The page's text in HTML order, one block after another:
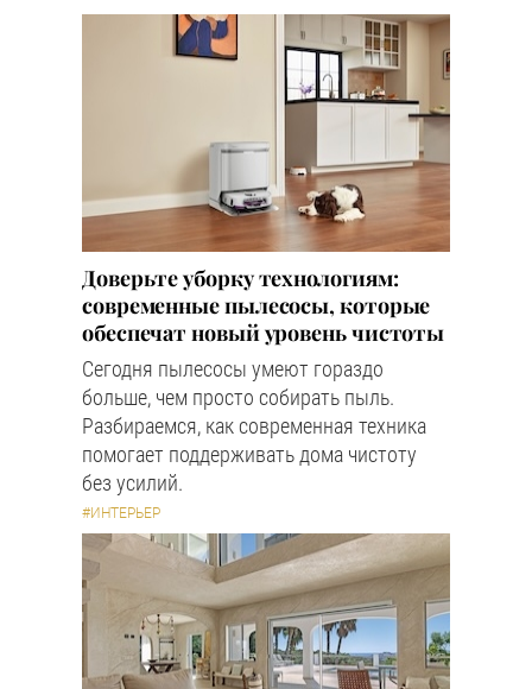
Доверьте уборку технологиям:
современные пылесосы, которые
обеспечат новый уровень чистоты
Сегодня пылесосы умеют гораздо
больше, чем просто собирать пыль.
Разбираемся, как современная техника
помогает поддерживать дома чистоту
без усилий.
#ИНТЕРЬЕР